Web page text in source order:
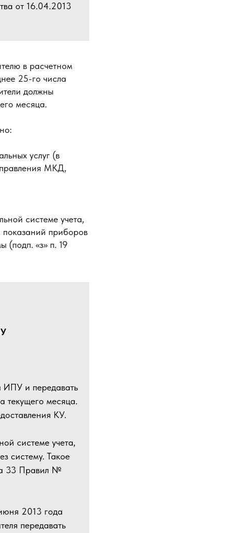
от 16.04.2013
в расчетном
25-го числа
должны
месяца.
услуг (в
МКД,
системе учета,
показаний приборов
(подп. «з» п. 19
ИПУ и передавать
текущего месяца.
КУ.
системе учета,
систему. Такое
33 Правил №
2013 года
передавать